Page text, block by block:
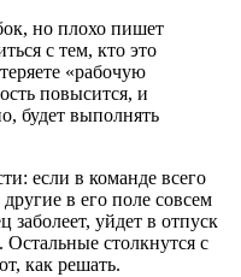
но плохо пишет
с тем, кто это
«рабочую
повысится, и
будет выполнять
если в команде всего
в его поле совсем
заболеет, уйдет в отпуск
Остальные столкнутся с
как решать.